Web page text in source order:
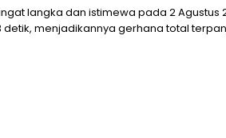
langka dan istimewa pada 2
menjadikannya gerhana total